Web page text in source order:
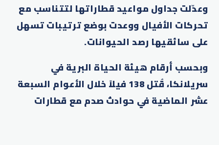
وعدّلت جداول مواعيد قطاراتها لتتناسب مع
تحركات الأفيال ووعدت بوضع ترتيبات تسهل
على سائقيها رصد الحيوانات.
وبحسب أرقام هيئة الحياة البرية في
سريلانكا، قُتل 138 فيلاً خلال الأعوام السبعة
عشر الماضية في حوادث صدم مع قطارات